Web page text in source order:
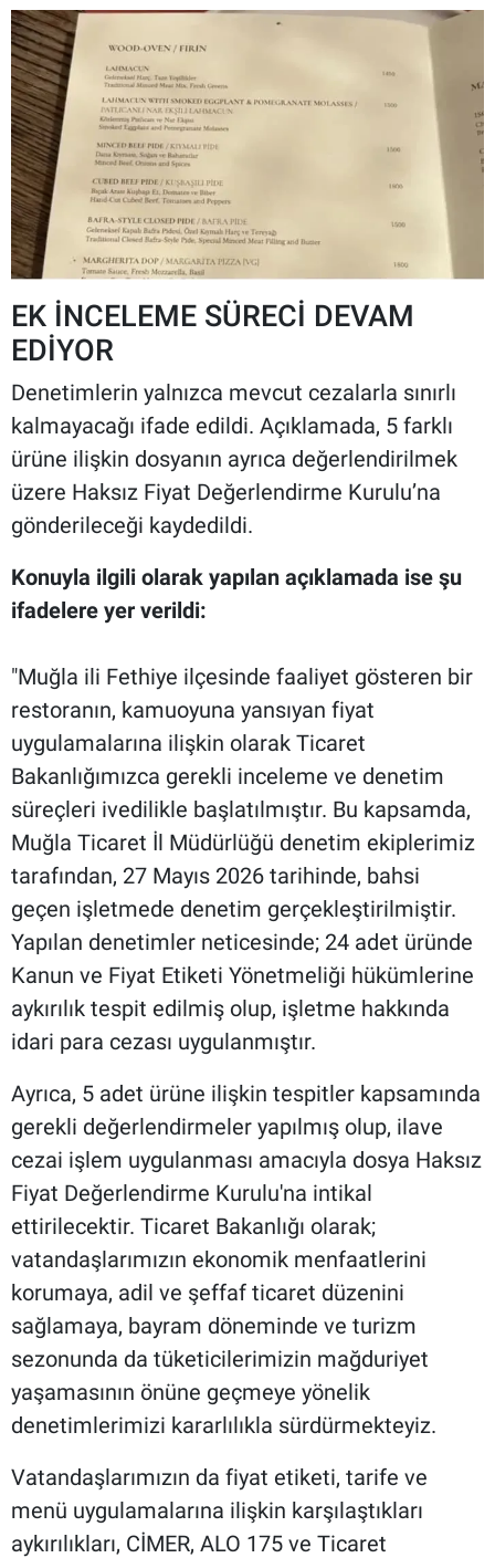
EK İNCELEME SÜRECİ DEVAM
EDİYOR
Denetimlerin yalnızca mevcut cezalarla sınırlı
kalmayacağı ifade edildi. Açıklamada, 5 farklı
ürüne ilişkin dosyanın ayrıca değerlendirilmek
üzere Haksız Fiyat Değerlendirme Kurulu’na
gönderileceği kaydedildi.
Konuyla ilgili olarak yapılan açıklamada ise şu
ifadelere yer verildi:
"Muğla ili Fethiye ilçesinde faaliyet gösteren bir
restoranın, kamuoyuna yansıyan fiyat
uygulamalarına ilişkin olarak Ticaret
Bakanlığımızca gerekli inceleme ve denetim
süreçleri ivedilikle başlatılmıştır. Bu kapsamda,
Muğla Ticaret İl Müdürlüğü denetim ekiplerimiz
tarafından, 27 Mayıs 2026 tarihinde, bahsi
geçen işletmede denetim gerçekleştirilmiştir.
Yapılan denetimler neticesinde; 24 adet üründe
Kanun ve Fiyat Etiketi Yönetmeliği hükümlerine
aykırılık tespit edilmiş olup, işletme hakkında
idari para cezası uygulanmıştır.
Ayrıca, 5 adet ürüne ilişkin tespitler kapsamında
gerekli değerlendirmeler yapılmış olup, ilave
cezai işlem uygulanması amacıyla dosya Haksız
Fiyat Değerlendirme Kurulu'na intikal
ettirilecektir. Ticaret Bakanlığı olarak;
vatandaşlarımızın ekonomik menfaatlerini
korumaya, adil ve şeffaf ticaret düzenini
sağlamaya, bayram döneminde ve turizm
sezonunda da tüketicilerimizin mağduriyet
yaşamasının önüne geçmeye yönelik
denetimlerimizi kararlılıkla sürdürmekteyiz.
Vatandaşlarımızın da fiyat etiketi, tarife ve
menü uygulamalarına ilişkin karşılaştıkları
aykırılıkları, CİMER, ALO 175 ve Ticaret